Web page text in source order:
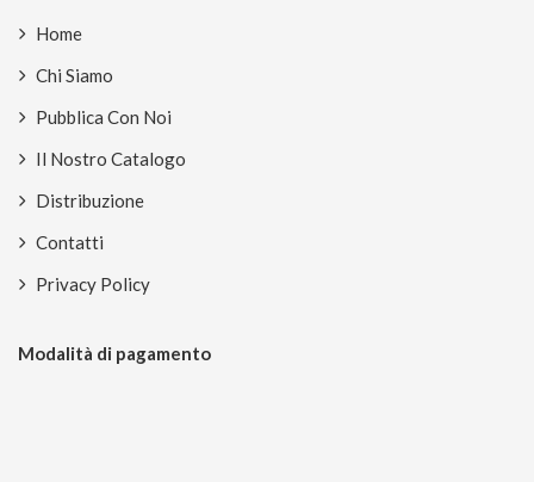
Home
Chi Siamo
Pubblica Con Noi
Il Nostro Catalogo
Distribuzione
Contatti
Privacy Policy
Modalità di pagamento